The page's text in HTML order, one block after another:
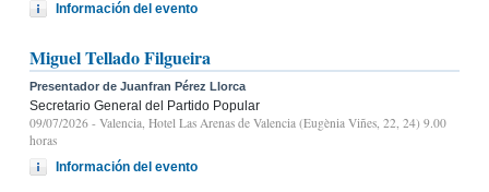
Información del evento
Miguel Tellado Filgueira
Presentador de Juanfran Pérez Llorca
Secretario General del Partido Popular
09/07/2026 - Valencia, Hotel Las Arenas de Valencia (Eugènia Viñes, 22, 24) 9.00
horas
Información del evento